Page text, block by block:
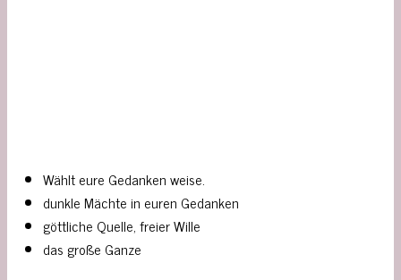
Wählt eure Gedanken weise.
dunkle Mächte in euren Gedanken
göttliche Quelle, freier Wille
das große Ganze